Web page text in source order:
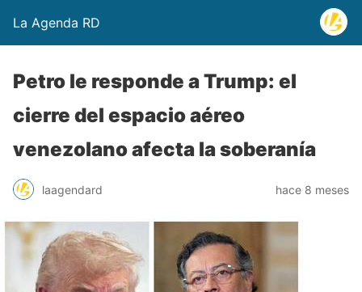
La Agenda RD
Petro le responde a Trump: el
cierre del espacio aéreo
venezolano afecta la soberanía
laagendard hace 8 meses